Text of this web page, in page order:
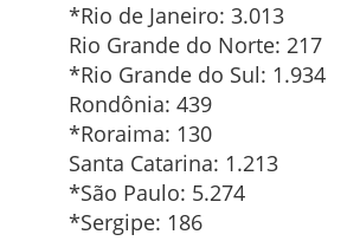
*Rio de Janeiro: 3.013
Rio Grande do Norte: 217
*Rio Grande do Sul: 1.934
Rondônia: 439
*Roraima: 130
Santa Catarina: 1.213
*São Paulo: 5.274
*Sergipe: 186